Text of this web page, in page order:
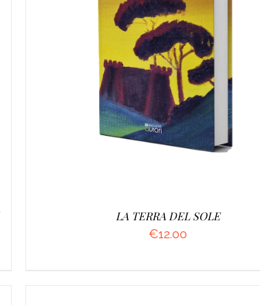
AGGIUNGI AL CARRELLO / DETTAGLI
LA TERRA DEL SOLE
€12.00